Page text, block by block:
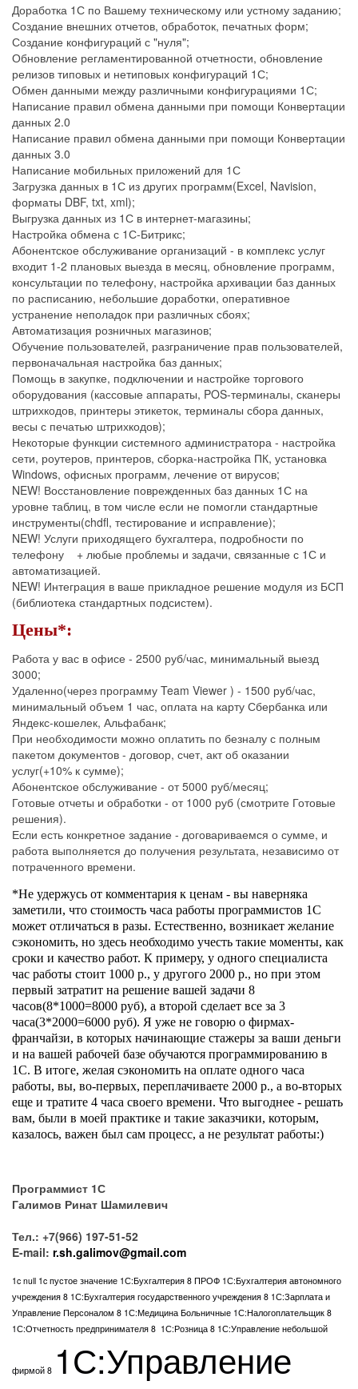
Доработка 1С по Вашему техническому или устному заданию;
Создание внешних отчетов, обработок, печатных форм;
Создание конфигураций с "нуля";
Обновление регламентированной отчетности, обновление
релизов типовых и нетиповых конфигураций 1С;
Обмен данными между различными конфигурациями 1С;
Написание правил обмена данными при помощи Конвертации
данных 2.0
Написание правил обмена данными при помощи Конвертации
данных 3.0
Написание мобильных приложений для 1С
Загрузка данных в 1С из других программ(Excel, Navision,
форматы DBF, txt, xml);
Выгрузка данных из 1С в интернет-магазины;
Настройка обмена с 1С-Битрикс;
Абонентское обслуживание организаций - в комплекс услуг
входит 1-2 плановых выезда в месяц, обновление программ,
консультации по телефону, настройка архивации баз данных
по расписанию, небольшие доработки, оперативное
устранение неполадок при различных сбоях;
Автоматизация розничных магазинов;
Обучение пользователей, разграничение прав пользователей,
первоначальная настройка баз данных;
Помощь в закупке, подключении и настройке торгового
оборудования (кассовые аппараты, POS-терминалы, сканеры
штрихкодов, принтеры этикеток, терминалы сбора данных,
весы с печатью штрихкодов);
Некоторые функции системного администратора - настройка
сети, роутеров, принтеров, сборка-настройка ПК, установка
Windows, офисных программ, лечение от вирусов;
NEW! Восстановление поврежденных баз данных 1С на
уровне таблиц, в том числе если не помогли стандартные
инструменты(chdfl, тестирование и исправление);
NEW! Услуги приходящего бухгалтера, подробности по
телефону + любые проблемы и задачи, связанные с 1С и
автоматизацией.
NEW! Интеграция в ваше прикладное решение модуля из БСП
(библиотека стандартных подсистем).
Цены*:
Работа у вас в офисе - 2500 руб/час, минимальный выезд
3000;
Удаленно(через программу Team Viewer ) - 1500 руб/час,
минимальный объем 1 час, оплата на карту Сбербанка или
Яндекс-кошелек, Альфабанк;
При необходимости можно оплатить по безналу с полным
пакетом документов - договор, счет, акт об оказании
услуг(+10% к сумме);
Абонентское обслуживание - от 5000 руб/месяц;
Готовые отчеты и обработки - от 1000 руб (смотрите Готовые
решения).
Если есть конкретное задание - договариваемся о сумме, и
работа выполняется до получения результата, независимо от
потраченного времени.
*Не удержусь от комментария к ценам - вы наверняка
заметили, что стоимость часа работы программистов 1С
может отличаться в разы. Естественно, возникает желание
сэкономить, но здесь необходимо учесть такие моменты, как
сроки и качество работ. К примеру, у одного специалиста
час работы стоит 1000 р., у другого 2000 р., но при этом
первый затратит на решение вашей задачи 8
часов(8*1000=8000 руб), а второй сделает все за 3
часа(3*2000=6000 руб). Я уже не говорю о фирмах-
франчайзи, в которых начинающие стажеры за ваши деньги
и на вашей рабочей базе обучаются программированию в
1С. В итоге, желая сэкономить на оплате одного часа
работы, вы, во-первых, переплачиваете 2000 р., а во-вторых
еще и тратите 4 часа своего времени. Что выгоднее - решать
вам, были в моей практике и такие заказчики, которым,
казалось, важен был сам процесс, а не результат работы:)
Программист 1С
Галимов Ринат Шамилевич
Тел.: +7(966) 197-51-52
E-mail: r.sh.galimov@gmail.com
1c null 1c пустое значение 1С:Бухгалтерия 8 ПРОФ 1С:Бухгалтерия автономного
учреждения 8 1С:Бухгалтерия государственного учреждения 8 1С:Зарплата и
Управление Персоналом 8 1С:Медицина Больничные 1С:Налогоплательщик 8
1С:Отчетность предпринимателя 8 1С:Розница 8 1С:Управление небольшой
фирмой 8 1С:Управление